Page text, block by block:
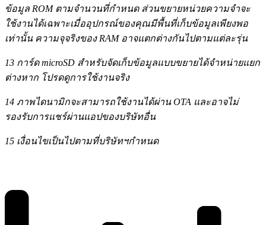
ข้อมูล ROM ตามจำนวนที่กำหนด ส่วนขยายหน่วยความจำจะ
ใช้งานได้เฉพาะเมื่ออุปกรณ์ของคุณมีพื้นที่เก็บข้อมูลเพียงพอ
เท่านั้น ความจุจริงของ RAM อาจแตกต่างกันไปตามแต่ละรุ่น
13 การ์ด microSD สำหรับจัดเก็บข้อมูลแบบขยายได้จำหน่ายแยก
ต่างหาก โปรดดูการใช้งานจริง
14 ภาพไดนามิกจะสามารถใช้งานได้ผ่าน OTA และอาจไม่
รองรับการแชร์ผ่านแอปของบริษัทอื่น
15 เงื่อนไขเป็นไปตามที่บริษัทฯกำหนด